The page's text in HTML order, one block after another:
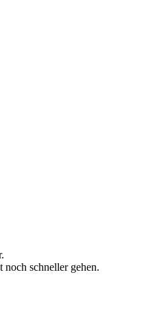
schneller gehen.